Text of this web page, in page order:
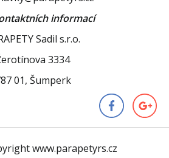
informací
Sadil s.r.o.
3334
01, Šumperk
www.parapetyrs.cz